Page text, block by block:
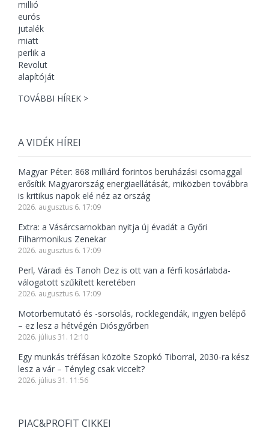
TOVÁBBI HÍREK >
A VIDÉK HÍREI
Magyar Péter: 868 milliárd forintos beruházási csomaggal
erősítik Magyarország energiaellátását, miközben továbbra
is kritikus napok elé néz az ország
2026. augusztus 6. 17:09
Extra: a Vásárcsarnokban nyitja új évadát a Győri
Filharmonikus Zenekar
2026. augusztus 6. 17:09
Perl, Váradi és Tanoh Dez is ott van a férfi kosárlabda-
válogatott szűkített keretében
2026. augusztus 6. 17:09
Motorbemutató és -sorsolás, rocklegendák, ingyen belépő
– ez lesz a hétvégén Diósgyőrben
2026. július 31. 12:10
Egy munkás tréfásan közölte Szopkó Tiborral, 2030-ra kész
lesz a vár – Tényleg csak viccelt?
2026. július 31. 11:56
PIAC&PROFIT CIKKEI